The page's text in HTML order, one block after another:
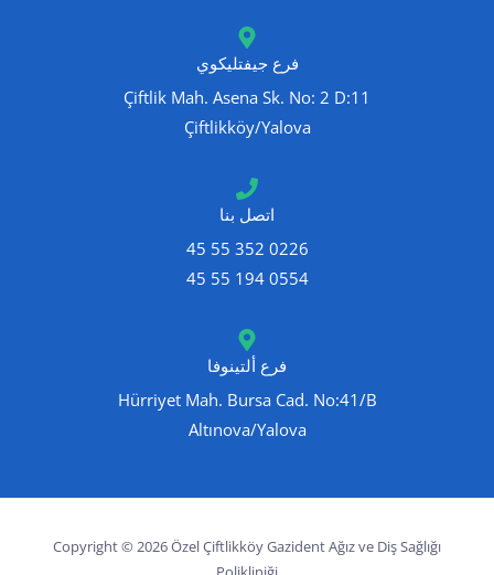
فرع جيفتليكوي
Çiftlik Mah. Asena Sk. No: 2 D:11
Çiftlikköy/Yalova
اتصل بنا
0226 352 55 45
0554 194 55 45
فرع ألتينوفا
Hürriyet Mah. Bursa Cad. No:41/B
Altınova/Yalova
Copyright © 2026 Özel Çiftlikköy Gazident Ağız ve Diş Sağlığı